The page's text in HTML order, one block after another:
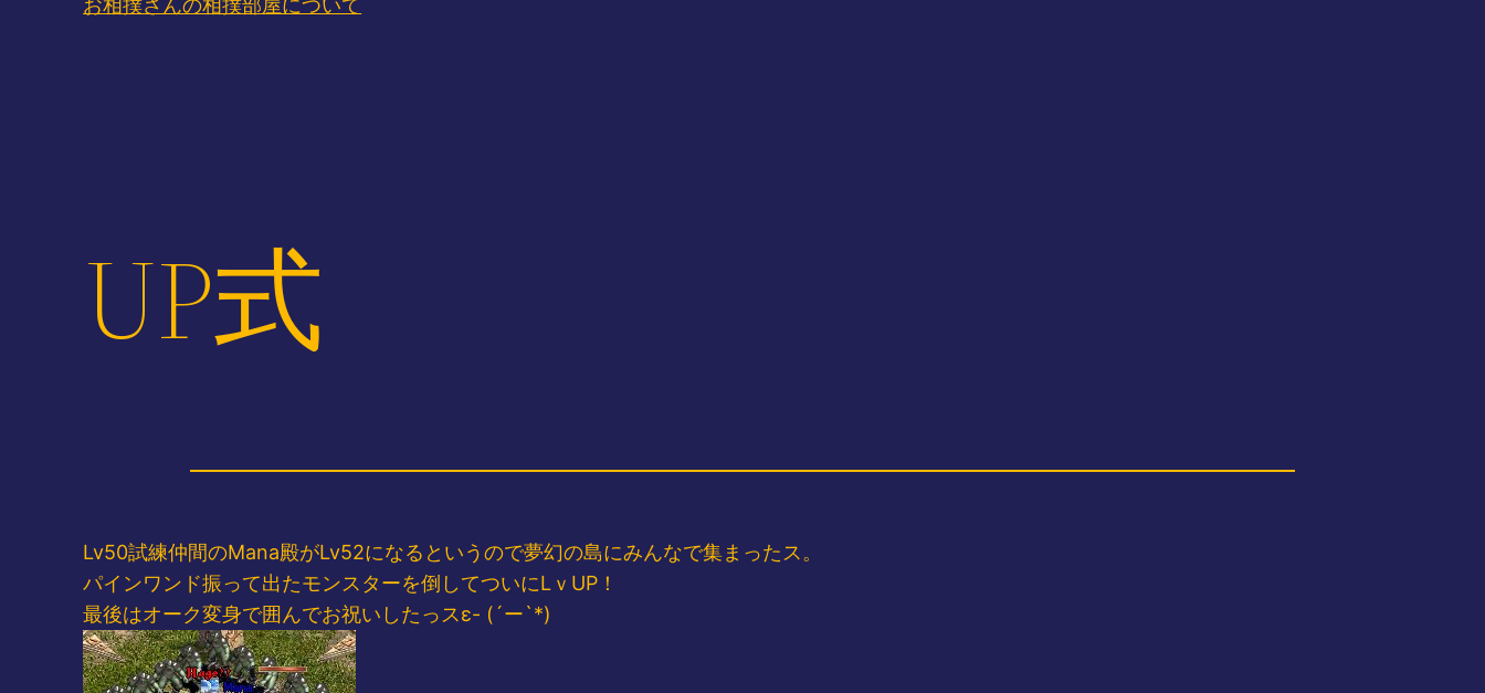
お相撲さんの相撲部屋について
UP式
Lv50試練仲間のMana殿がLv52になるというので夢幻の島にみんなで集まったス。
パインワンド振って出たモンスターを倒してついにLｖUP！
最後はオーク変身で囲んでお祝いしたっスε- (´ー`*)